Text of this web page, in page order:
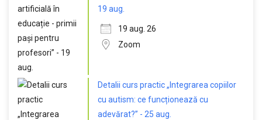
19 aug.
19 aug. 26
Zoom
Detalii curs practic „Integrarea copiilor
cu autism: ce funcționează cu
adevărat?” - 25 aug.